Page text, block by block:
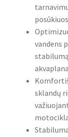
vandens
sklandų